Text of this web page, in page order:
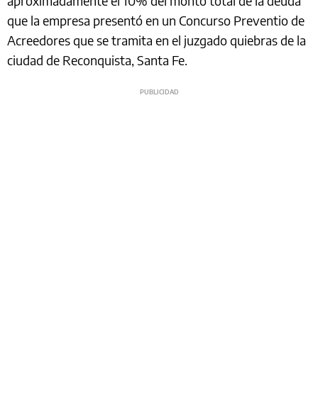
que la empresa presentó en un Concurso Preventio de
Acreedores que se tramita en el juzgado quiebras de la
ciudad de Reconquista, Santa Fe.